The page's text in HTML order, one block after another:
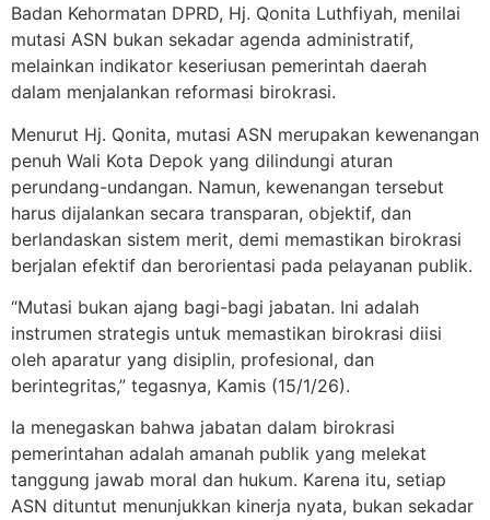
Badan Kehormatan DPRD, Hj. Qonita Luthfiyah, menilai
mutasi ASN bukan sekadar agenda administratif,
melainkan indikator keseriusan pemerintah daerah
dalam menjalankan reformasi birokrasi.
Menurut Hj. Qonita, mutasi ASN merupakan kewenangan
penuh Wali Kota Depok yang dilindungi aturan
perundang-undangan. Namun, kewenangan tersebut
harus dijalankan secara transparan, objektif, dan
berlandaskan sistem merit, demi memastikan birokrasi
berjalan efektif dan berorientasi pada pelayanan publik.
“Mutasi bukan ajang bagi-bagi jabatan. Ini adalah
instrumen strategis untuk memastikan birokrasi diisi
oleh aparatur yang disiplin, profesional, dan
berintegritas,” tegasnya, Kamis (15/1/26).
Ia menegaskan bahwa jabatan dalam birokrasi
pemerintahan adalah amanah publik yang melekat
tanggung jawab moral dan hukum. Karena itu, setiap
ASN dituntut menunjukkan kinerja nyata, bukan sekadar